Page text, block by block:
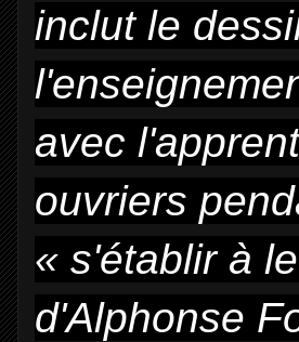
inclut le
avec
ouvriers
« s'établir à
d'Alphonse